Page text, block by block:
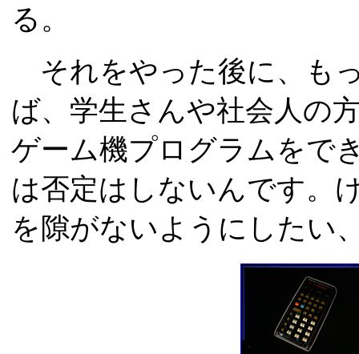
る。
それをやった後に、も
ば、学生さんや社会人の
ゲーム機プログラムをで
は否定はしないんです。
を隙がないようにしたい